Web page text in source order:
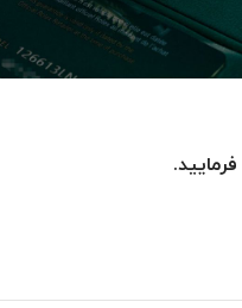
فرمایید.